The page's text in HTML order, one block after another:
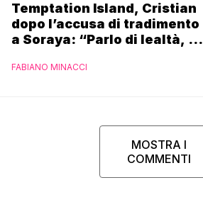
Temptation Island, Cristian
dopo l’accusa di tradimento
a Soraya: “Parlo di lealtà, ma
FABIANO MINACCI
MOSTRA I
COMMENTI